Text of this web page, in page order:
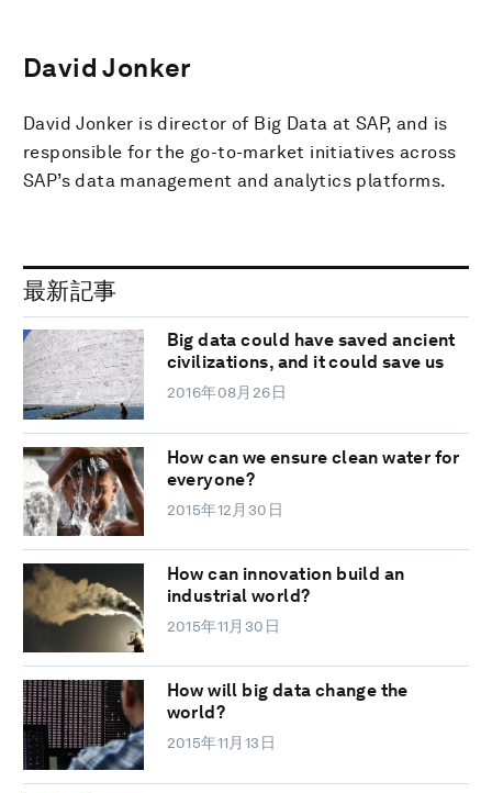
David Jonker
David Jonker is director of Big Data at SAP, and is
responsible for the go-to-market initiatives across
SAP’s data management and analytics platforms.
最新記事
Big data could have saved ancient
civilizations, and it could save us
2016年08月26日
How can we ensure clean water for
everyone?
2015年12月30日
How can innovation build an
industrial world?
2015年11月30日
How will big data change the
world?
2015年11月13日